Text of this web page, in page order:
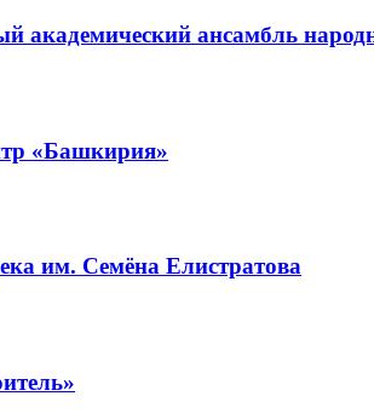
академический ансамбль
«Башкирия»
им. Семёна Елистратова